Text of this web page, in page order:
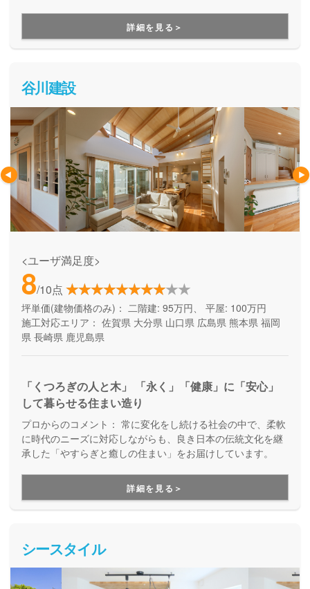
用できる間取り提案も得意なので、末長く安心して暮らせる
住まいをお求めの方、安心できるプロにまるっとお任せした
い方にもお勧めしています。
詳細を見る＞
谷川建設
<ユーザ満足度>
8/10点
坪単価(建物価格のみ)： 二階建: 95万円、 平屋: 100万円
施工対応エリア： 佐賀県 大分県 山口県 広島県 熊本県 福岡
県 長崎県 鹿児島県
「くつろぎの人と木」 「永く」「健康」に「安心」
して暮らせる住まい造り
プロからのコメント： 常に変化をし続ける社会の中で、柔軟
に時代のニーズに対応しながらも、良き日本の伝統文化を継
承した「やすらぎと癒しの住まい」をお届けしています。
詳細を見る＞
シースタイル